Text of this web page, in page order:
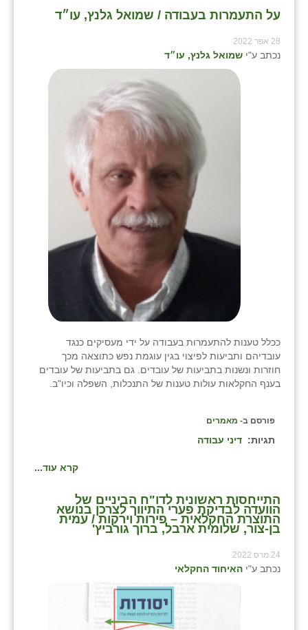
על התעמרות בעבודה / שמואל גלנץ, עו״ד
28 אפר 2022
נכתב ע"י שמואל גלנץ, עו״ד
ככלל טענות להתעמרות בעבודה על ידי מעסיקים כנגד
עובדיהם ותביעות לפיצוי בגין עוגמת נפש כתוצאה מכך
חוזרות ונשנות בתביעות של עובדים. גם בתביעות של עובדים
בענף החקלאות עולות טענות של התנכלות, השפלה וכיו"ב.
פורסם ב- מאמרים
תגיות: דיני עבודה
קרא עוד...
התייחסות ראשונית לדו"ח הביניים של
הוועדה לבדיקת פערי התיווך לצרכן בנושא
התוצרת החקלאית – פירות וירקות / עמית
בן-צור, שלומית ארבל, ברוך גורביץ'
24 מרס 2022
נכתב ע"י האיחוד החקלאי